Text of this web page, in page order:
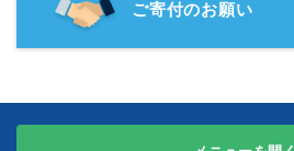
ご寄付のお願い